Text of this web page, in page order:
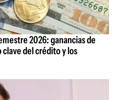
2026: ganancias de
clave del crédito y los